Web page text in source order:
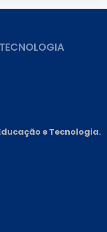
e Tecnologia.